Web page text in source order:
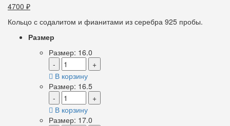
4700 ₽
Кольцо с содалитом и фианитами из серебра 925 пробы.
Размер
Размер: 16.0
-
+
В корзину
Размер: 16.5
-
+
В корзину
Размер: 17.0